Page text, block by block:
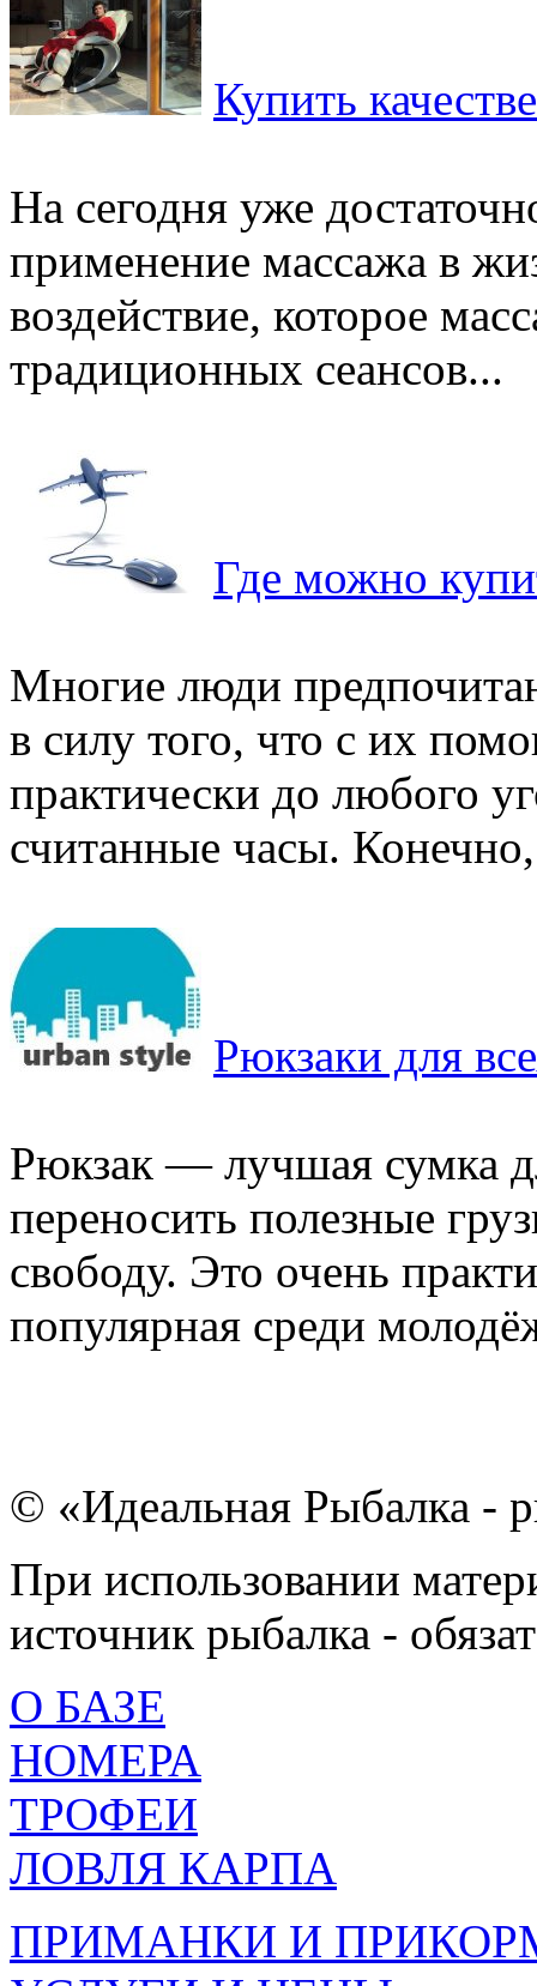
Купить
На сегодня уже
применение массажа в
воздействие, которое
традиционных сеансов...
Где можно
Многие люди
в силу того, что с их
практически до любого
считанные часы.
Рюкзаки для
Рюкзак — лучшая сумка
переносить полезные
свободу. Это очень
популярная среди
© «Идеальная Рыбалка -
При использовании
источник рыбалка -
О БАЗЕ
НОМЕРА
ТРОФЕИ
ЛОВЛЯ КАРПА
ПРИМАНКИ И